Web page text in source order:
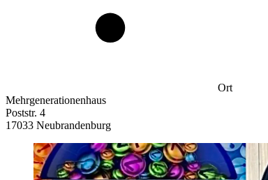
Ort
Mehrgenerationenhaus
Poststr. 4
17033 Neubrandenburg